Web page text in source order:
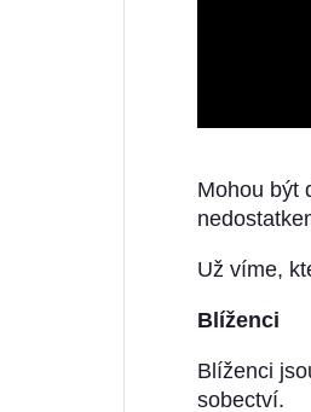
Mohou být
Už víme,
Blíženci
Blíženci
sobectví.